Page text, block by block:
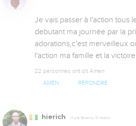
Je vais passer à l'action tous
debutant ma journée par la
adorations,c'est merveilleux
l'action ma famille et la
22 personnes ont dit Amen
AMEN RÉPONDRE
hierich Il y a 16 ans, 11 mois